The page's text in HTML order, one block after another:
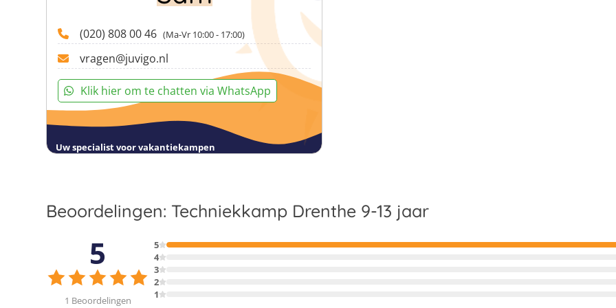
(020) 808 00 46 (Ma-Vr 10:00 - 17:00)
vragen@juvigo.nl
Klik hier om te chatten via WhatsApp
Uw specialist voor vakantiekampen
Beoordelingen: Techniekkamp Drenthe 9-13 jaar
5
1 Beoordelingen
5
4
3
2
1